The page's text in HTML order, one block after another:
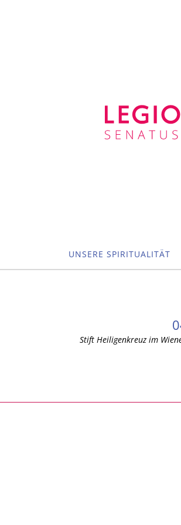
UNSERE SPIRITUALITÄT
Stift Heiligenkreuz im